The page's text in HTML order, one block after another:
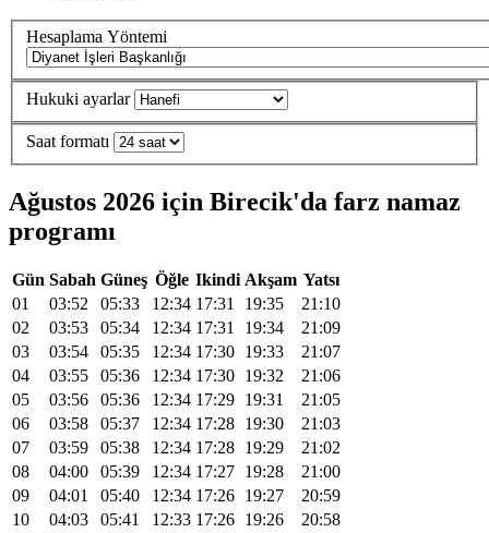
Hesaplama Yöntemi
Hukuki ayarlar
Saat formatı
Ağustos 2026 için Birecik'da farz namaz
programı
Gün Sabah Güneş Öğle Ikindi Akşam Yatsı
01
03:52 05:33 12:34 17:31 19:35
21:10
02
03:53 05:34 12:34 17:31 19:34
21:09
03
03:54 05:35 12:34 17:30 19:33
21:07
04
03:55 05:36 12:34 17:30 19:32
21:06
05
03:56 05:36 12:34 17:29 19:31
21:05
06
03:58 05:37 12:34 17:28 19:30
21:03
07
03:59 05:38 12:34 17:28 19:29
21:02
08
04:00 05:39 12:34 17:27 19:28
21:00
09
04:01 05:40 12:34 17:26 19:27
20:59
10
04:03 05:41 12:33 17:26 19:26
20:58